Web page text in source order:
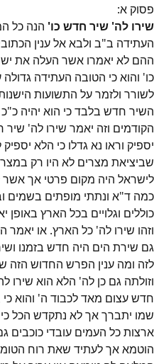
פסוק א:
שירו לה' שיר חדש כו' הנה כל
העתידה ב"ב ולבא אל ענין
ההם לא יאמרו אשר העלה את
כו' והוא כי הטובה העתידה
לשורר ולזמר על התשועות
השיר חדש בלבד כי הוא יהיה כ"כ
הקודמים וזה יאמר שירו לה'
יספיק וראו נא גדלו כי הלא
שביציאת מצרים לא היו רק
לישראל היה מקום פרטי אך אשר
כמה ד"א ונתתי מופתים בשמים
כוללים וגלויים בכל הארץ
וזהו שירו לה' כל הארץ. או
גם שירת הים היה חדש בזמנו
לזה ומה ענין הפרש החדוש הזה
וזולתה גם כן לה' הלא הוא שירו
חדש עצום מאד לכבוד ה' והוא
שמו יתברך אך לא נתקדש הכל
ארצות כל העמים עובדי כוכבים
הוטמא אך לעתיד שאת רוח